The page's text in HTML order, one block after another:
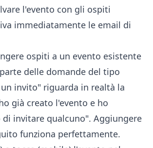
l'evento con gli ospiti
immediatamente le email di
ospiti a un evento esistente
delle domande del tipo
invito" riguarda in realtà la
già creato l'evento e ho
invitare qualcuno". Aggiungere
funziona perfettamente.